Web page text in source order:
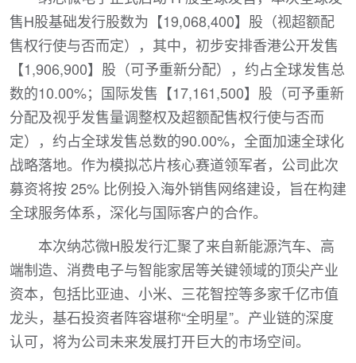
售H股基础发行股数为【19,068,400】股（视超额配
售权行使与否而定），其中，初步安排香港公开发售
【1,906,900】股（可予重新分配），约占全球发售总
数的10.00%；国际发售【17,161,500】股（可予重新
分配及视乎发售量调整权及超额配售权行使与否而
定），约占全球发售总数的90.00%，全面加速全球化
战略落地。作为模拟芯片核心赛道领军者，公司此次
募资将按 25% 比例投入海外销售网络建设，旨在构建
全球服务体系，深化与国际客户的合作。
本次纳芯微H股发行汇聚了来自新能源汽车、高
端制造、消费电子与智能家居等关键领域的顶尖产业
资本，包括比亚迪、小米、三花智控等多家千亿市值
龙头，基石投资者阵容堪称“全明星”。产业链的深度
认可，将为公司未来发展打开巨大的市场空间。